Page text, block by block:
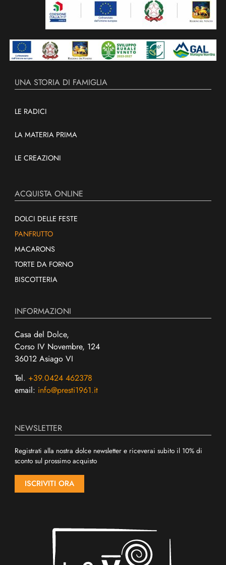
UNA STORIA DI FAMIGLIA
LE RADICI
LA MATERIA PRIMA
LE CREAZIONI
ACQUISTA ONLINE
DOLCI DELLE FESTE
PANFRUTTO
MACARONS
TORTE DA FORNO
BISCOTTERIA
INFORMAZIONI
Casa del Dolce,
Corso IV Novembre, 124
36012 Asiago VI
Tel. +39.0424 462378
email: info@presti1961.it
NEWSLETTER
Registrati alla nostra dolce newsletter e riceverai subito il 10% di
sconto sul prossimo acquisto
ISCRIVITI ORA